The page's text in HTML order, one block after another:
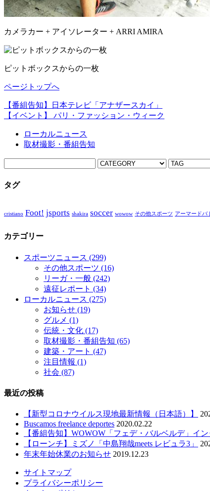
カメラカー + アイソレーター + ARRI AMIRA
ピットボックスからの一枚
ページトップへ
【番組告知】日本テレビ「アナザースカイ」
【イベント】 パリ・ファッション・ウィーク
ローカルニュース
取材撮影・番組告知
タグ
cristiano Foot! jsports shakira soccer wowow その他スポーツ アーマードバ
カテゴリー
スポーツニュース (299)
その他スポーツ (16)
リーガ・一般 (242)
遠征レポート (34)
ローカルニュース (275)
お知らせ (19)
グルメ (1)
伝統・文化 (17)
取材撮影・番組告知 (65)
建築・アート (47)
注目情報 (1)
社会 (87)
最近の投稿
【新型コロナウイルス現地最新情報（日本語）】
Buscamos freelance deportes 2020.02.22
【番組告知】WOWOW「フェデ・バルベルデ」イ
【ローンチ】ミズノ「中島翔哉meets レビュラ3」
年末年始休業のお知らせ 2019.12.23
サイトマップ
プライバシーポリシー